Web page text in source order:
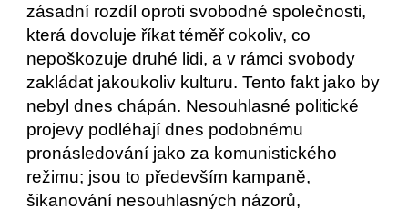
zásadní rozdíl oproti svobodné společnosti,
která dovoluje říkat téměř cokoliv, co
nepoškozuje druhé lidi, a v rámci svobody
zakládat jakoukoliv kulturu. Tento fakt jako by
nebyl dnes chápán. Nesouhlasné politické
projevy podléhají dnes podobnému
pronásledování jako za komunistického
režimu; jsou to především kampaně,
šikanování nesouhlasných názorů,